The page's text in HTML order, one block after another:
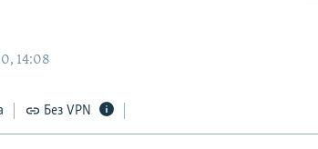
14:08
Без VPN